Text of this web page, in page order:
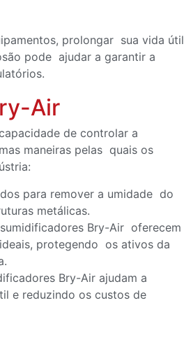
prolongar sua vida útil
pode ajudar a garantir a
Air
de controlar a
maneiras pelas quais os
para remover a umidade do
metálicas.
Bry-Air oferecem
protegendo os ativos da
Bry-Air ajudam a
e reduzindo os custos de